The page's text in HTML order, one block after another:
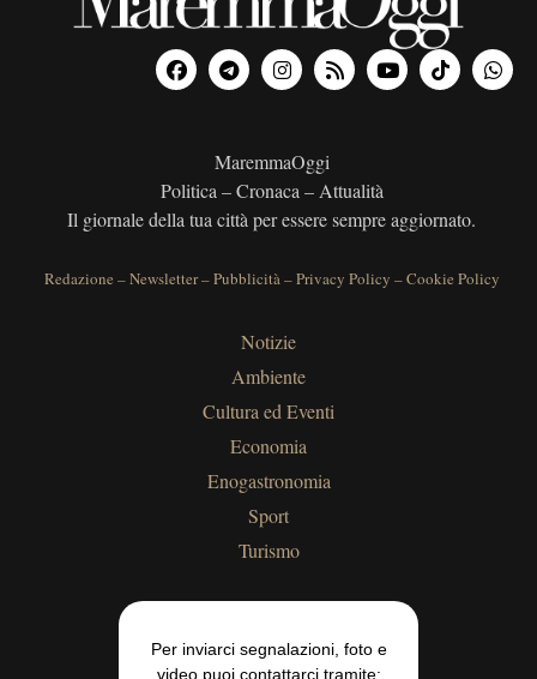
MaremmaOggi
Politica – Cronaca – Attualità
Il giornale della tua città per essere sempre aggiornato.
Redazione –Newsletter–Pubblicità–Privacy Policy –Cookie Policy
Notizie
Ambiente
Cultura ed Eventi
Economia
Enogastronomia
Sport
Turismo
Per inviarci segnalazioni, foto e
video puoi contattarci tramite: